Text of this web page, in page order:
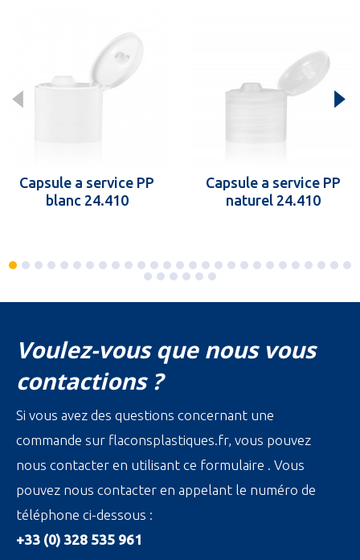
Capsule a service PP
blanc 24.410
Capsule a service PP
naturel 24.410
Voulez-vous que nous vous
contactions ?
Si vous avez des questions concernant une
commande sur flaconsplastiques.fr, vous pouvez
nous contacter en utilisant ce formulaire . Vous
pouvez nous contacter en appelant le numéro de
téléphone ci-dessous :
+33 (0) 328 535 961